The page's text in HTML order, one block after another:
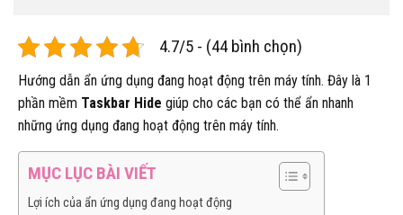
4.7/5 - (44 bình chọn)
Hướng dẫn ẩn ứng dụng đang hoạt động trên máy tính. Đây là 1
phần mềm Taskbar Hide giúp cho các bạn có thể ẩn nhanh
những ứng dụng đang hoạt động trên máy tính.
MỤC LỤC BÀI VIẾT
Lợi ích của ẩn ứng dụng đang hoạt động